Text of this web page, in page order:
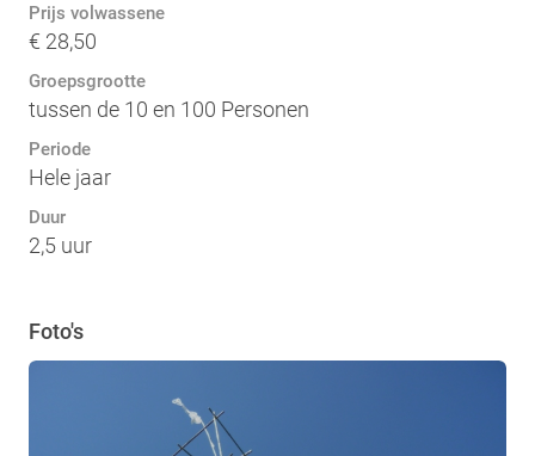
Prijs volwassene
€ 28,50
Groepsgrootte
tussen de 10 en 100 Personen
Periode
Hele jaar
Duur
2,5 uur
Foto's